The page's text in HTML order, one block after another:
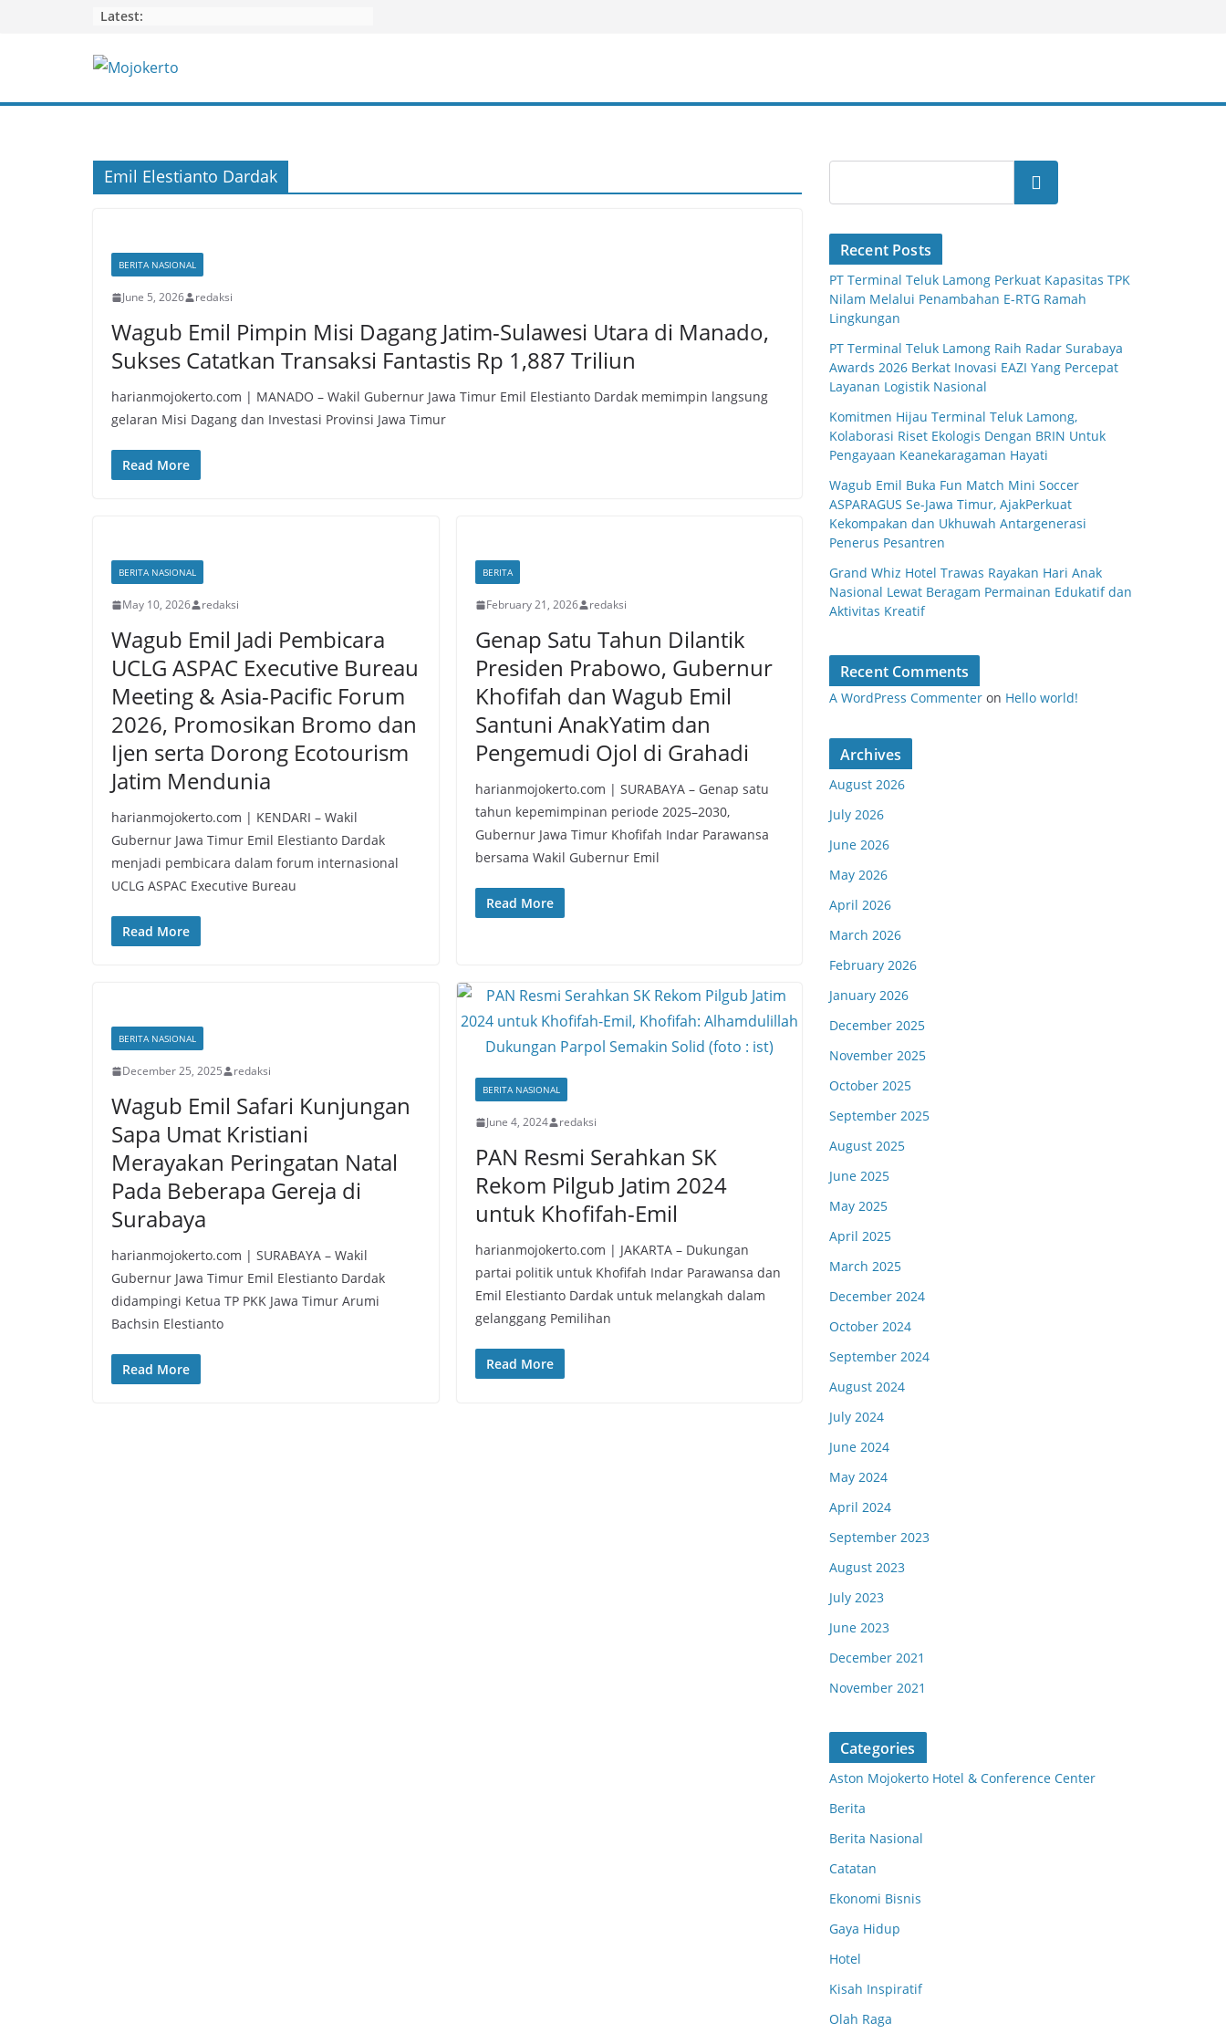
Latest:
Emil Elestianto Dardak
BERITA NASIONAL
June 5, 2026 redaksi
Wagub Emil Pimpin Misi Dagang Jatim-Sulawesi Utara di Manado,
Sukses Catatkan Transaksi Fantastis Rp 1,887 Triliun
harianmojokerto.com | MANADO – Wakil Gubernur Jawa Timur Emil Elestianto Dardak memimpin langsung
gelaran Misi Dagang dan Investasi Provinsi Jawa Timur
Read More
BERITA NASIONAL
May 10, 2026 redaksi
Wagub Emil Jadi Pembicara
UCLG ASPAC Executive Bureau
Meeting & Asia-Pacific Forum
2026, Promosikan Bromo dan
Ijen serta Dorong Ecotourism
Jatim Mendunia
harianmojokerto.com | KENDARI – Wakil
Gubernur Jawa Timur Emil Elestianto Dardak
menjadi pembicara dalam forum internasional
UCLG ASPAC Executive Bureau
Read More
BERITA
February 21, 2026 redaksi
Genap Satu Tahun Dilantik
Presiden Prabowo, Gubernur
Khofifah dan Wagub Emil
Santuni AnakYatim dan
Pengemudi Ojol di Grahadi
harianmojokerto.com | SURABAYA – Genap satu
tahun kepemimpinan periode 2025–2030,
Gubernur Jawa Timur Khofifah Indar Parawansa
bersama Wakil Gubernur Emil
Read More
BERITA NASIONAL
December 25, 2025 redaksi
Wagub Emil Safari Kunjungan
Sapa Umat Kristiani
Merayakan Peringatan Natal
Pada Beberapa Gereja di
Surabaya
harianmojokerto.com | SURABAYA – Wakil
Gubernur Jawa Timur Emil Elestianto Dardak
didampingi Ketua TP PKK Jawa Timur Arumi
Bachsin Elestianto
Read More
BERITA NASIONAL
June 4, 2024 redaksi
PAN Resmi Serahkan SK
Rekom Pilgub Jatim 2024
untuk Khofifah-Emil
harianmojokerto.com | JAKARTA – Dukungan
partai politik untuk Khofifah Indar Parawansa dan
Emil Elestianto Dardak untuk melangkah dalam
gelanggang Pemilihan
Read More
Search
Recent Posts
PT Terminal Teluk Lamong Perkuat Kapasitas TPK
Nilam Melalui Penambahan E-RTG Ramah
Lingkungan
PT Terminal Teluk Lamong Raih Radar Surabaya
Awards 2026 Berkat Inovasi EAZI Yang Percepat
Layanan Logistik Nasional
Komitmen Hijau Terminal Teluk Lamong,
Kolaborasi Riset Ekologis Dengan BRIN Untuk
Pengayaan Keanekaragaman Hayati
Wagub Emil Buka Fun Match Mini Soccer
ASPARAGUS Se-Jawa Timur, AjakPerkuat
Kekompakan dan Ukhuwah Antargenerasi
Penerus Pesantren
Grand Whiz Hotel Trawas Rayakan Hari Anak
Nasional Lewat Beragam Permainan Edukatif dan
Aktivitas Kreatif
Recent Comments
A WordPress Commenter on Hello world!
Archives
August 2026
July 2026
June 2026
May 2026
April 2026
March 2026
February 2026
January 2026
December 2025
November 2025
October 2025
September 2025
August 2025
June 2025
May 2025
April 2025
March 2025
December 2024
October 2024
September 2024
August 2024
July 2024
June 2024
May 2024
April 2024
September 2023
August 2023
July 2023
June 2023
December 2021
November 2021
Categories
Aston Mojokerto Hotel & Conference Center
Berita
Berita Nasional
Catatan
Ekonomi Bisnis
Gaya Hidup
Hotel
Kisah Inspiratif
Olah Raga